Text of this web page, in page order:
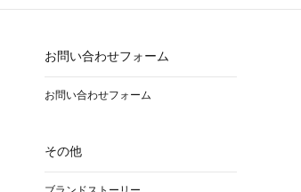
お問い合わせフォーム
お問い合わせフォーム
その他